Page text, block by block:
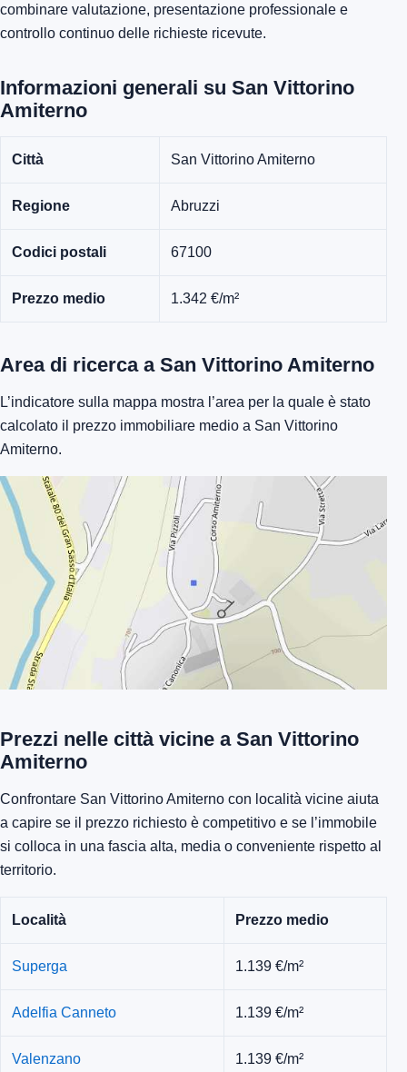
combinare valutazione, presentazione professionale e
controllo continuo delle richieste ricevute.
Informazioni generali su San Vittorino
Amiterno
Città San Vittorino Amiterno
Regione Abruzzi
Codici postali 67100
Prezzo medio 1.342 €/m²
Area di ricerca a San Vittorino Amiterno
L’indicatore sulla mappa mostra l’area per la quale è stato
calcolato il prezzo immobiliare medio a San Vittorino
Amiterno.
Prezzi nelle città vicine a San Vittorino
Amiterno
Confrontare San Vittorino Amiterno con località vicine aiuta
a capire se il prezzo richiesto è competitivo e se l’immobile
si colloca in una fascia alta, media o conveniente rispetto al
territorio.
Località Prezzo medio
Superga 1.139 €/m²
Adelfia Canneto 1.139 €/m²
Valenzano 1.139 €/m²